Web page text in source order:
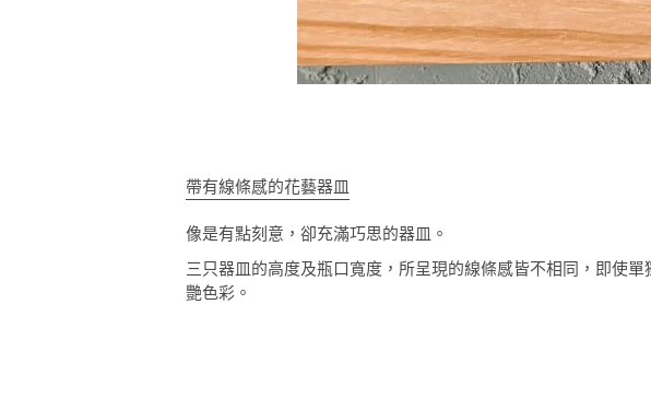
帶有線條感的花藝器皿
像是有點刻意，卻充滿巧思的器皿。
三只器皿的高度及瓶口寬度，所呈現的線條感皆不相同，即使
艷色彩。